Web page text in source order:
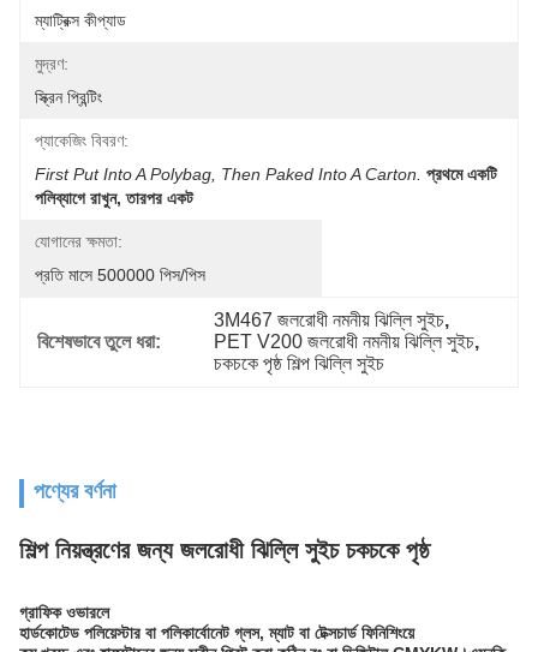
ম্যাট্রিক্স কীপ্যাড
মুদ্রণ:
স্ক্রিন প্রিন্টিং
প্যাকেজিং বিবরণ:
First Put Into A Polybag, Then Paked Into A Carton. প্রথমে একটি
পলিব্যাগে রাখুন, তারপর একট
যোগানের ক্ষমতা:
প্রতি মাসে 500000 পিস/পিস
বিশেষভাবে তুলে ধরা:
3M467 জলরোধী নমনীয় ঝিল্লি সুইচ,
PET V200 জলরোধী নমনীয় ঝিল্লি সুইচ,
চকচকে পৃষ্ঠ শিল্প ঝিল্লি সুইচ
পণ্যের বর্ণনা
শিল্প নিয়ন্ত্রণের জন্য জলরোধী ঝিল্লি সুইচ চকচকে পৃষ্ঠ
গ্রাফিক ওভারলে
হার্ডকোটেড পলিয়েস্টার বা পলিকার্বোনেট গ্লস, ম্যাট বা টেক্সচার্ড ফিনিশিংয়ে